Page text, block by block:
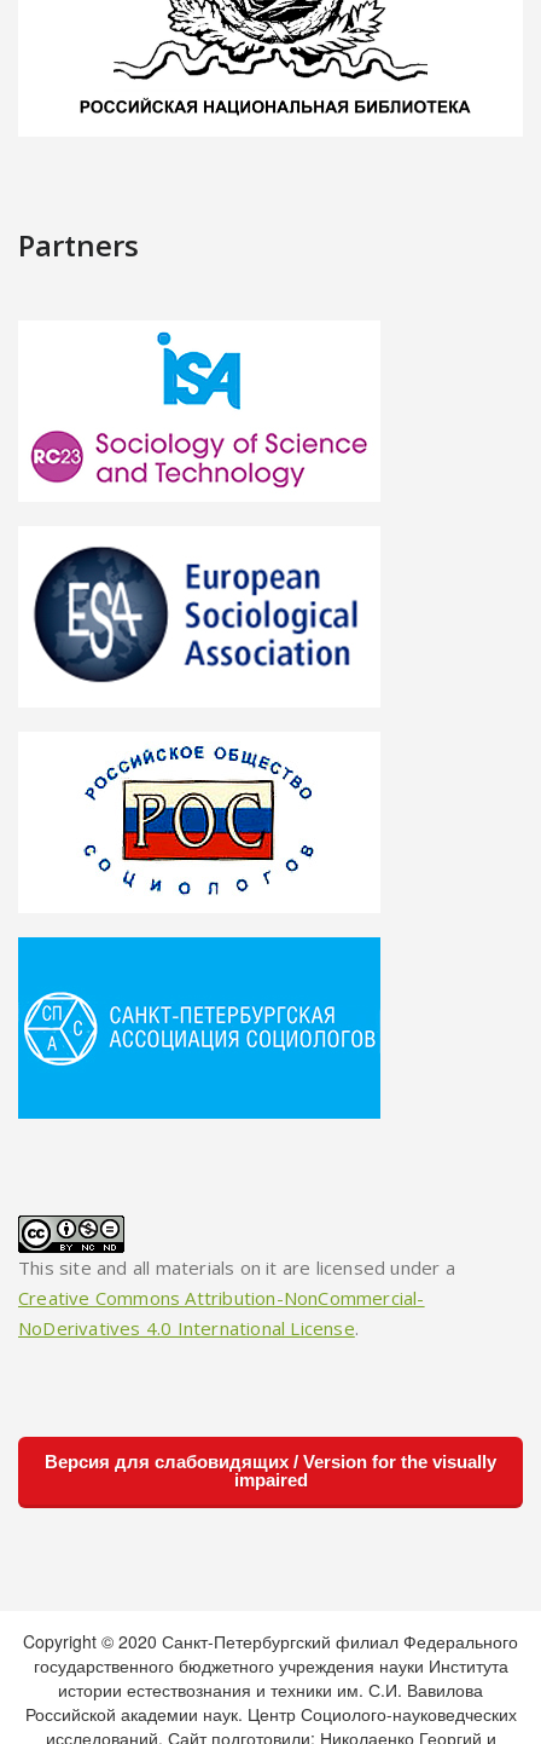
Partners
This site and all materials on it are licensed under a
Creative Commons Attribution-NonCommercial-
NoDerivatives 4.0 International License.
Версия для слабовидящих / Version for the visually
impaired
Copyright © 2020 Санкт-Петербургский филиал Федерального
государственного бюджетного учреждения науки Института
истории естествознания и техники им. С.И. Вавилова
Российской академии наук. Центр Социолого-науковедческих
исследований. Сайт подготовили: Николаенко Георгий и